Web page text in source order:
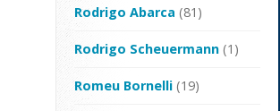
Rodrigo Abarca (81)
Rodrigo Scheuermann (1)
Romeu Bornelli (19)